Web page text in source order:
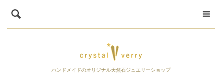
ハンドメイドのオリジナル天然石ジュエリーショップ